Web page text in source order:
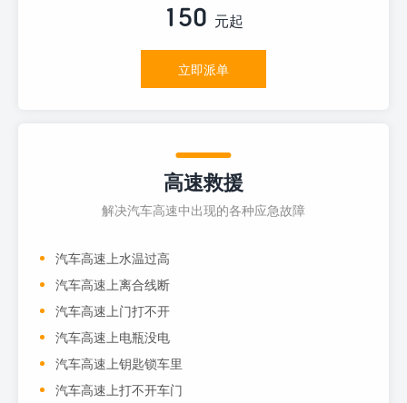
150 元起
立即派单
高速救援
解决汽车高速中出现的各种应急故障
汽车高速上水温过高
汽车高速上离合线断
汽车高速上门打不开
汽车高速上电瓶没电
汽车高速上钥匙锁车里
汽车高速上打不开车门